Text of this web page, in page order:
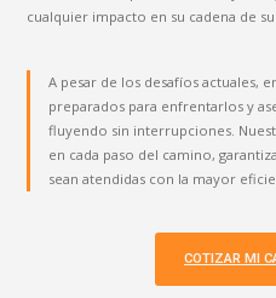
cualquier impacto en su cadena de
A pesar de los desafíos actuales,
preparados para enfrentarlos y
fluyendo sin interrupciones.
en cada paso del camino,
sean atendidas con la mayor
COTIZAR MI